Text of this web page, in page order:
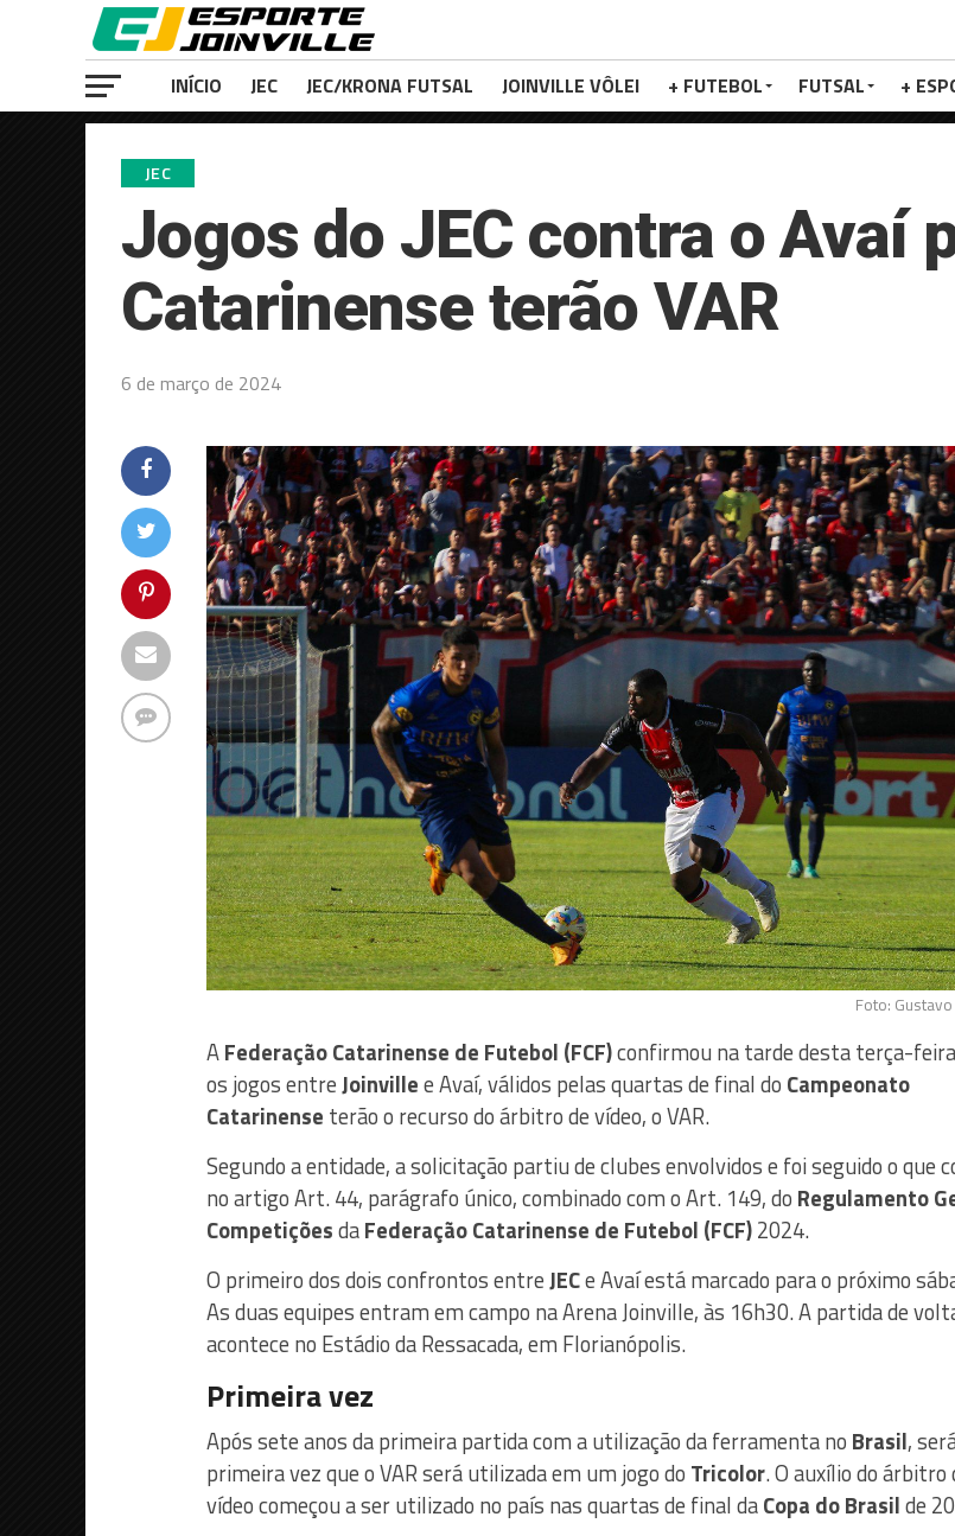
INÍCIO JEC JEC/KRONA FUTSAL JOINVILLE VÔLEI + FUTEBOL FUTSAL +
JEC
Jogos do JEC contra o Avaí
Catarinense terão VAR
6 de março de 2024
Foto:
AFederação Catarinense de Futebol (FCF)confirmou na tarde desta terça-
os jogos entreJoinvillee Avaí, válidos pelas quartas de final do Campeonato
Catarinense terão o recurso do árbitro de vídeo, o VAR.
Segundo a entidade, a solicitação partiu de clubes envolvidos e foi seguido o que
no artigo Art. 44, parágrafo único, combinado com o Art. 149, do Regulamento
CompetiçõesdaFederação Catarinense de Futebol (FCF)2024.
O primeiro dos dois confrontos entreJECe Avaí está marcado para o próximo
As duas equipes entram em campo na Arena Joinville, às 16h30. A partida de
acontece no Estádio da Ressacada, em Florianópolis.
Primeira vez
Após sete anos da primeira partida com a utilização da ferramenta no Brasil,
primeira vez que o VAR será utilizada em um jogo do Tricolor. O auxílio do árbitro
vídeo começou a ser utilizado no país nas quartas de final daCopa do Brasilde